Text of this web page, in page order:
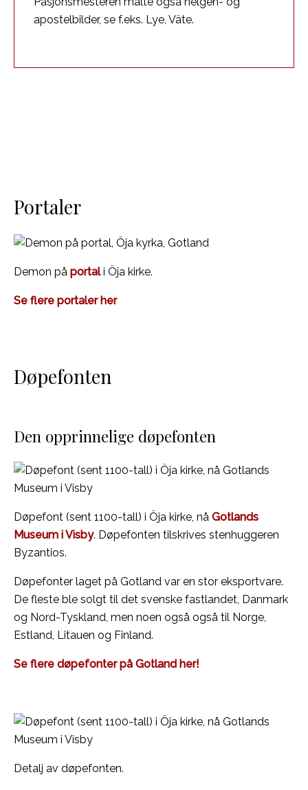
apostelbilder, se f.eks. Lye, Väte.
Portaler
Demon på portali Öja kirke.
Se flere portaler her
Døpefonten
Den opprinnelige døpefonten
Døpefont (sent 1100-tall) i Öja kirke, nå Gotlands
Museum i Visby. Døpefonten tilskrives stenhuggeren
Byzantios.
Døpefonter laget på Gotland var en stor eksportvare.
De fleste ble solgt til det svenske fastlandet, Danmark
og Nord-Tyskland, men noen også også til Norge,
Estland, Litauen og Finland.
Se flere døpefonter på Gotland her!
Detalj av døpefonten.